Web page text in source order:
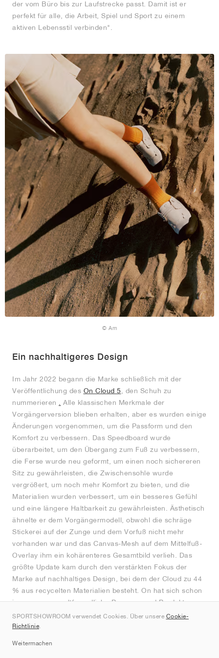
der vom Büro bis zur Laufstrecke passt. Damit ist er
perfekt für alle, die Arbeit, Spiel und Sport zu einem
aktiven Lebensstil verbinden".
© Am
Ein nachhaltigeres Design
Im Jahr 2022 begann die Marke schließlich mit der
Veröffentlichung des On Cloud 5 , den Schuh zu
nummerieren
Alle klassischen Merkmale der
Vorgängerversion blieben erhalten, aber es wurden einige
Änderungen vorgenommen, um die Passform und den
Komfort zu verbessern. Das Speedboard wurde
überarbeitet, um den Übergang zum Fuß zu verbessern,
die Ferse wurde neu geformt, um einen noch sichereren
Sitz zu gewährleisten, die Zwischensohle wurde
vergrößert, um noch mehr Komfort zu bieten, und die
Materialien wurden verbessert, um ein besseres Gefühl
und eine längere Haltbarkeit zu gewährleisten. Ästhetisch
ähnelte er dem Vorgängermodell, obwohl die schräge
Stickerei auf der Zunge und dem Vorfuß nicht mehr
vorhanden war und das Canvas-Mesh auf dem Mittelfuß-
Overlay ihm ein kohärenteres Gesamtbild verlieh. Das
größte Update kam durch den verstärkten Fokus der
Marke auf nachhaltiges Design, bei dem der Cloud zu 44
% aus recycelten Materialien besteht. On hat sich schon
immer um umweltfreundliche Prozesse und Produkte
bemüht, aber Anfang der 2020er Jahre wurde dies noch
verstärkt. Immer mehr recycelte Elemente wurden in viele
SPORTSHOWROOM verwendet Cookies. Über unsere Cookie-
Richtlinie.
Weitermachen